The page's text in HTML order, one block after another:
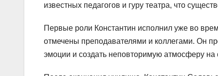
известных педагогов и гуру театра, что
Первые роли Константин исполнил уже во
отмечены преподавателями и коллегами. Он
эмоции и создать неповторимую атмосферу на